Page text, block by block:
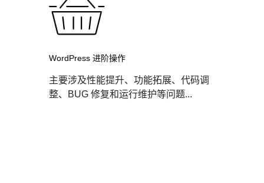
WordPress 进阶操作
主要涉及性能提升、功能拓展、代码调
整、BUG 修复和运行维护等问题...